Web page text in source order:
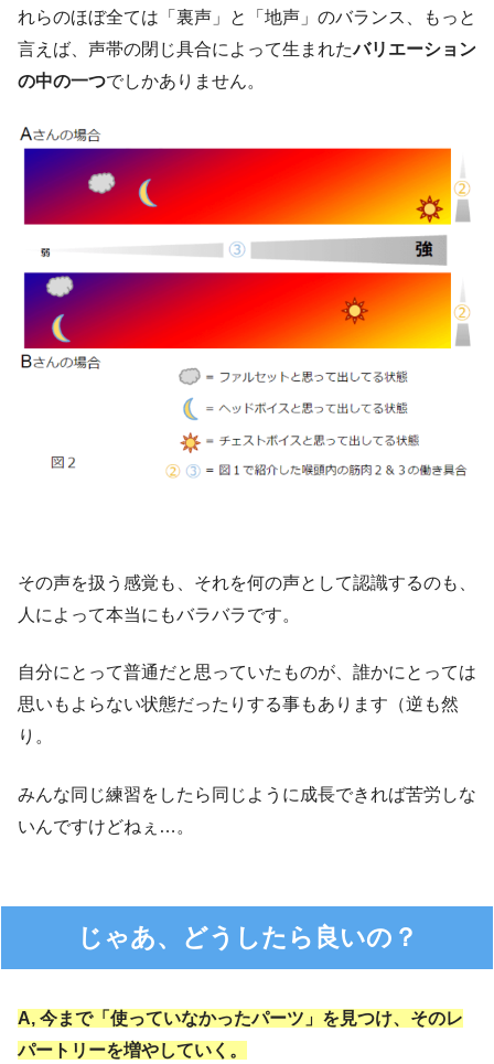
れらのほぼ全ては「裏声」と「地声」のバランス、もっと
言えば、声帯の閉じ具合によって生まれたバリエーション
の中の一つでしかありません。
その声を扱う感覚も、それを何の声として認識するのも、
人によって本当にもバラバラです。
自分にとって普通だと思っていたものが、誰かにとっては
思いもよらない状態だったりする事もあります（逆も然
り。
みんな同じ練習をしたら同じように成長できれば苦労しな
いんですけどねぇ…。
じゃあ、どうしたら良いの？
A, 今まで「使っていなかったパーツ」を見つけ、そのレ
パートリーを増やしていく。